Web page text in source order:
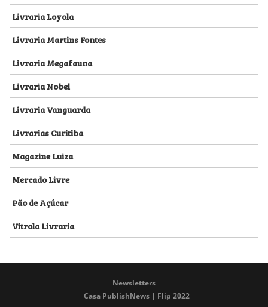
Livraria Loyola
Livraria Martins Fontes
Livraria Megafauna
Livraria Nobel
Livraria Vanguarda
Livrarias Curitiba
Magazine Luiza
Mercado Livre
Pão de Açúcar
Vitrola Livraria
Newsletters
Casa PublishNews | Flip 2022